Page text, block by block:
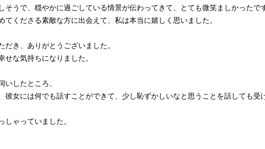
そうで、穏やかに過ごしている情景が伝わってきて、とても微笑ましかったです
くださる素敵な方に出会えて、私は本当に嬉しく思いました。
き、ありがとうございました。
な気持ちになりました。
したところ、
彼女には何でも話すことができて、少し恥ずかしいなと思うことを話しても受
ゃっていました。